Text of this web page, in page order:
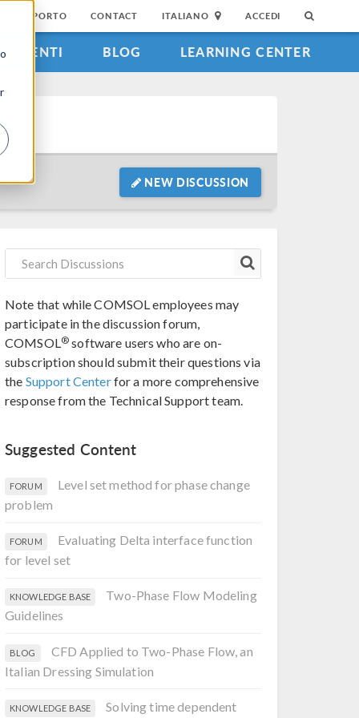
DI SUPPORTO CONTACT ITALIANO ACCEDI
EVENTI BLOG LEARNING CENTER
NEW DISCUSSION
Note that while COMSOL employees may
participate in the discussion forum,
COMSOL® software users who are on-
subscription should submit their questions via
the Support Centerfor a more comprehensive
response from the Technical Support team.
Suggested Content
FORUM
Level set method for phase change
problem
FORUM
Evaluating Delta interface function
for level set
KNOWLEDGE BASE
Two-Phase Flow Modeling
Guidelines
BLOG
CFD Applied to Two-Phase Flow, an
Italian Dressing Simulation
KNOWLEDGE BASE
Solving time dependent